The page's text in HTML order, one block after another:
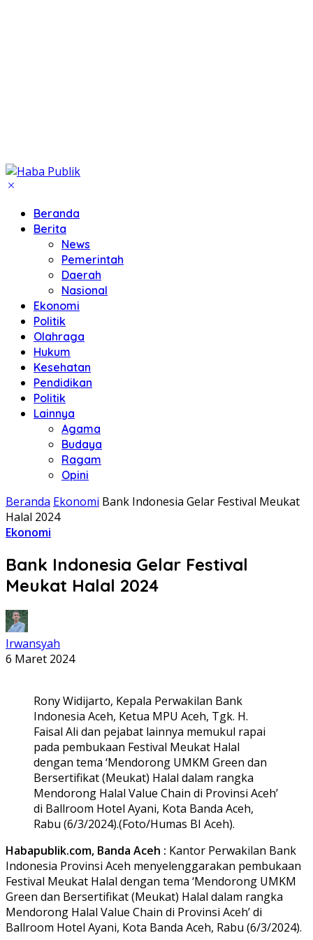
Beranda
Berita
News
Pemerintah
Daerah
Nasional
Ekonomi
Politik
Olahraga
Hukum
Kesehatan
Pendidikan
Politik
Lainnya
Agama
Budaya
Ragam
Opini
Beranda Ekonomi Bank Indonesia Gelar Festival Meukat
Halal 2024
Ekonomi
Bank Indonesia Gelar Festival
Meukat Halal 2024
Irwansyah
6 Maret 2024
Rony Widijarto, Kepala Perwakilan Bank
Indonesia Aceh, Ketua MPU Aceh, Tgk. H.
Faisal Ali dan pejabat lainnya memukul rapai
pada pembukaan Festival Meukat Halal
dengan tema ‘Mendorong UMKM Green dan
Bersertifikat (Meukat) Halal dalam rangka
Mendorong Halal Value Chain di Provinsi Aceh’
di Ballroom Hotel Ayani, Kota Banda Aceh,
Rabu (6/3/2024).(Foto/Humas BI Aceh).
Habapublik.com, Banda Aceh : Kantor Perwakilan Bank
Indonesia Provinsi Aceh menyelenggarakan pembukaan
Festival Meukat Halal dengan tema ‘Mendorong UMKM
Green dan Bersertifikat (Meukat) Halal dalam rangka
Mendorong Halal Value Chain di Provinsi Aceh’ di
Ballroom Hotel Ayani, Kota Banda Aceh, Rabu (6/3/2024).